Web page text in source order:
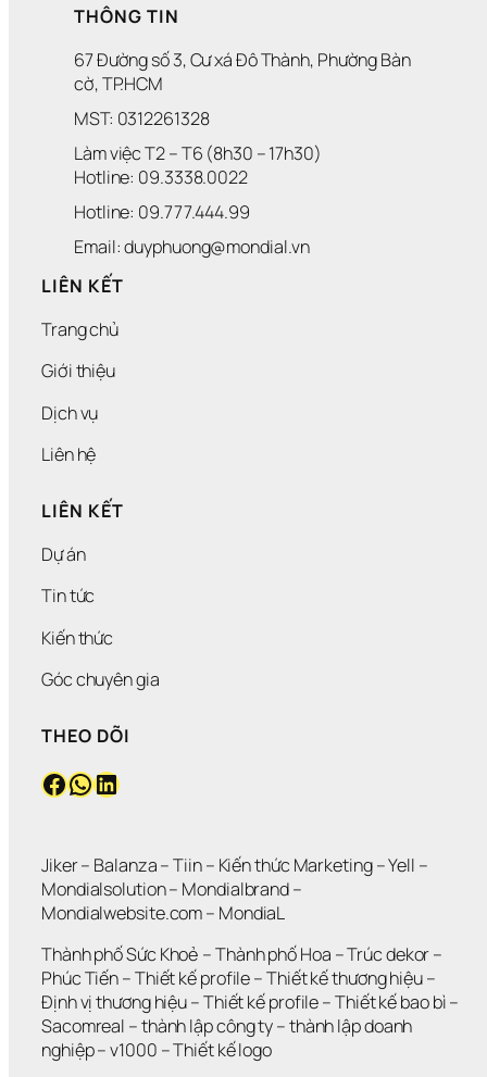
THÔNG TIN
67 Đường số 3, Cư xá Đô Thành, Phường Bàn
cờ, TP.HCM
MST: 0312261328
Làm việc T2 – T6 (8h30 – 17h30)
Hotline: 09.3338.0022
Hotline: 09.777.444.99
Email: duyphuong@mondial.vn
LIÊN KẾT
Trang chủ
Giới thiệu
Dịch vụ
Liên hệ
LIÊN KẾT
Dự án
Tin tức
Kiến thức
Góc chuyên gia
THEO DÕI
Facebook WhatsApp LinkedIn
Jiker – Balanza – Tiin – Kiến thức Marketing – Yell
Mondialsolution – Mondialbrand
Mondialwebsite.com – MondiaL
Thành phố Sức Khoẻ – Thành phố Hoa – Trúc dekor
Phúc Tiến – Thiết kế profile – Thiết kế thương hiệu
Định vị thương hiệu – Thiết kế profile – Thiết kế bao bì
Sacomreal – thành lập công ty – thành lập doanh
nghiệp – v1000 – Thiết kế logo